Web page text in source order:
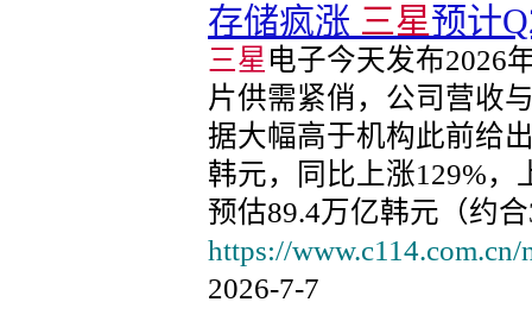
存储疯涨 三星预计
三星 电子今天发布2026
片供需紧俏，公司营收
据大幅高于机构此前给
韩元，同比上涨129%，
预估89.4万亿韩元（约
https://
2026-7-7